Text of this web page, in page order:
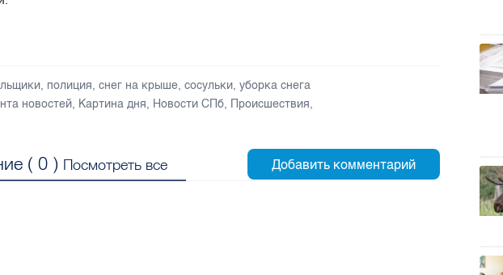
, полиция,снег на крыше,сосульки,уборка снега
новостей, Картина дня, Новости СПб, Происшествия,
(0 ) Посмотреть все